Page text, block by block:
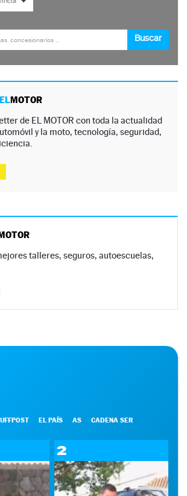
MOTOR
de EL MOTOR con toda la actualidad
y la moto, tecnología, seguridad,
talleres, seguros, autoescuelas,
EL PAÍS AS CADENA SER
2